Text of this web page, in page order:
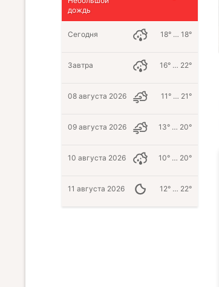
дождь
Сегодня 18° … 18°
Завтра 16° … 22°
08 августа 2026 11° … 21°
09 августа 2026 13° … 20°
10 августа 2026 10° … 20°
11 августа 2026 12° … 22°